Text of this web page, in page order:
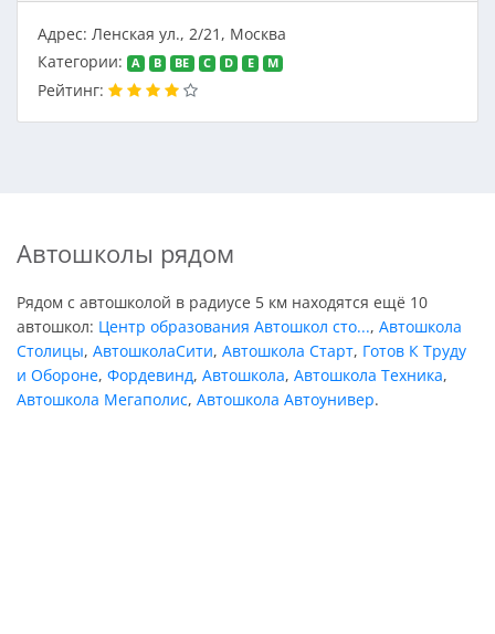
Адрес: Ленская ул., 2/21, Москва
Категории:
A B BE C D E M
Рейтинг:
Автошколы рядом
Рядом с автошколой в радиусе 5 км находятся ещё 10
автошкол: Центр образования Автошкол сто..., Автошкола
Столицы, АвтошколаСити, Автошкола Старт, Готов К Труду
и Обороне, Фордевинд, Автошкола, Автошкола Техника,
Автошкола Мегаполис, Автошкола Автоунивер.